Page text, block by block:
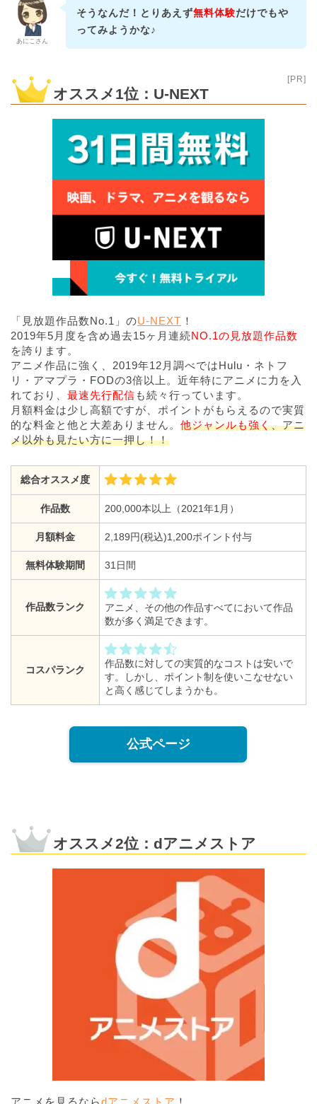
あにこさん
そうなんだ！とりあえず無料体験だけでもや
ってみようかな♪
[PR]
オススメ1位：U-NEXT
「見放題作品数No.1」のU-NEXT ！
2019年5月度を含め過去15ヶ月連続NO.1の見放題作品数
を誇ります。
アニメ作品に強く、2019年12月調べではHulu・ネトフ
リ・アマプラ・FODの3倍以上。近年特にアニメに力を入
れており、 最速先行配信 も続々行っています。
月額料金は少し高額ですが、ポイントがもらえるので実質
的な料金と他と大差ありません。 他ジャンルも強く、アニ
メ以外も見たい方に一押し！！
総合オススメ度
作品数 200,000本以上（2021年1月）
月額料金 2,189円(税込)1,200ポイント付与
無料体験期間 31日間
作品数ランク
アニメ、その他の作品すべてにおいて作品
数が多く満足できます。
コスパランク
作品数に対しての実質的なコストは安いで
す。しかし、ポイント制を使いこなせない
と高く感じてしまうかも。
公式ページ
オススメ2位：dアニメストア
アニメを見るならdアニメストア ！